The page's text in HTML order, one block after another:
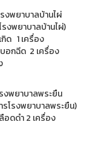
งพยาบาลบ้านไผ่
งพยาบาลบ้านไผ่)
ด 1 เครื่อง
อกฉีด 2 เครื่อง
งพยาบาลพระยืน
โรงพยาบาลพระยืน)
อดดำ 2 เครื่อง